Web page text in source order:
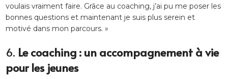
voulais vraiment faire. Grâce au coaching, j’ai pu me poser les
bonnes questions et maintenant je suis plus serein et
motivé dans mon parcours. »
6. Le coaching : un accompagnement à vie
pour les jeunes